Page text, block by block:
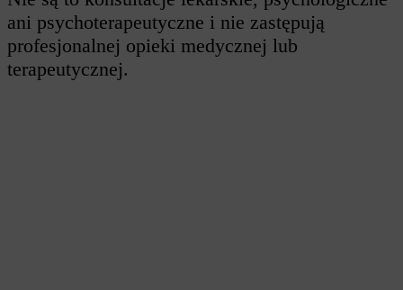
ani psychoterapeutyczne i nie zastępują
profesjonalnej opieki medycznej lub
terapeutycznej.